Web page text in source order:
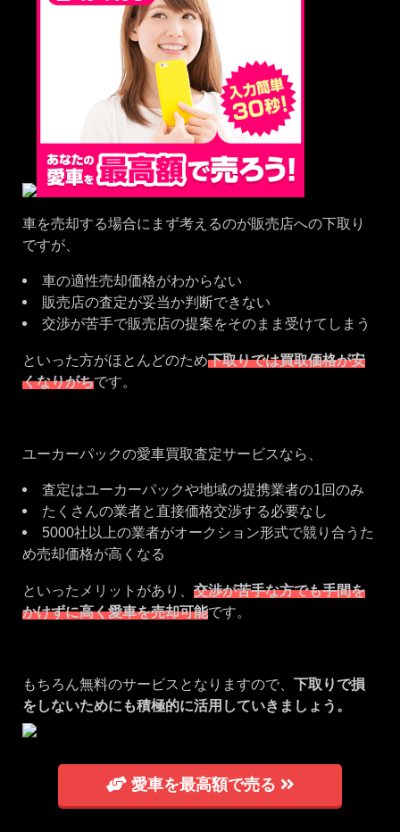
車を売却する場合にまず考えるのが販売店への下取り
ですが、
車の適性売却価格がわからない
販売店の査定が妥当か判断できない
交渉が苦手で販売店の提案をそのまま受けてしまう
といった方がほとんどのため下取りでは買取価格が安
くなりがちです。
ユーカーパックの愛車買取査定サービスなら、
査定はユーカーパックや地域の提携業者の1回のみ
たくさんの業者と直接価格交渉する必要なし
5000社以上の業者がオークション形式で競り合うた
め売却価格が高くなる
といったメリットがあり、 交渉が苦手な方でも手間を
かけずに高く愛車を売却可能です。
もちろん無料のサービスとなりますので、 下取りで損
をしないためにも積極的に活用していきましょう。
愛車を最高額で売る